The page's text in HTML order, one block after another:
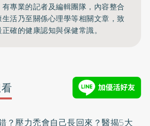
有專業的記者及編輯團隊，內容整合
活乃至關係心理學等相關文章，致
確的健康認知與保健常識。
？壓力禿會自己長回來？醫揭5大